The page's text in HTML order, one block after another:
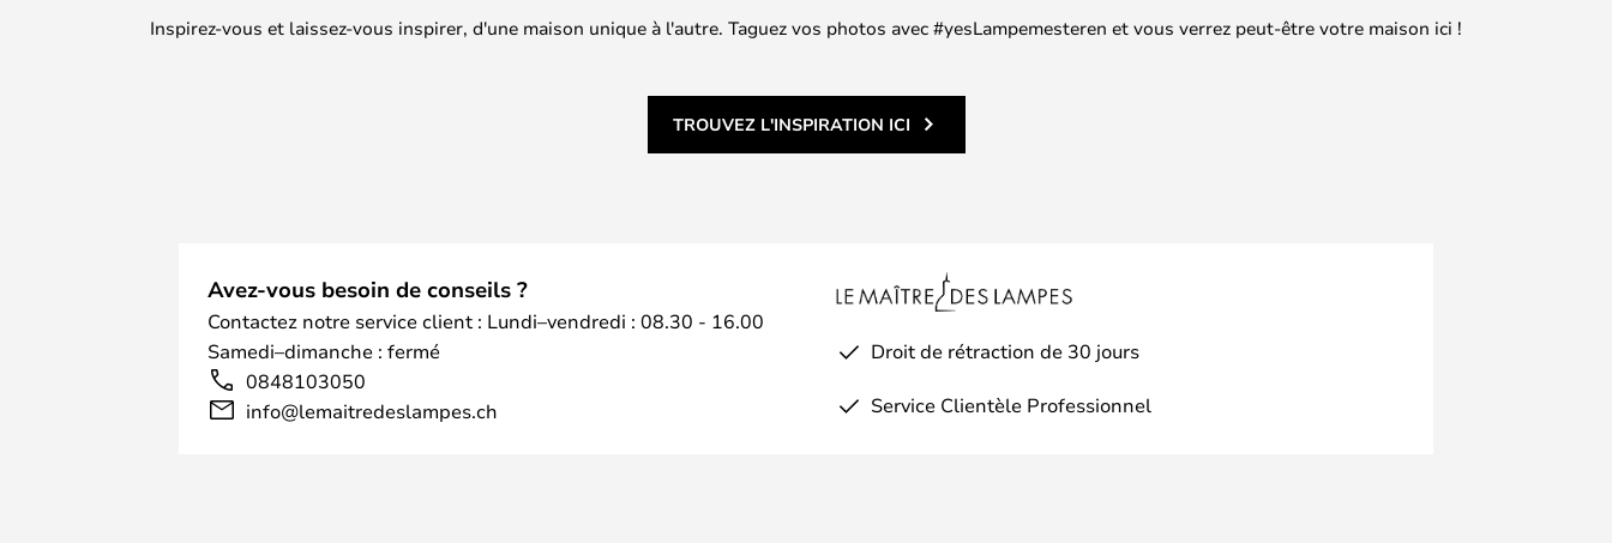
Inspirez-vous et laissez-vous inspirer, d'une maison unique à l'autre. Taguez vos photos avec #yesLampemesteren et vous verrez peut-être votre maison ici !
TROUVEZ L'INSPIRATION ICI
Avez-vous besoin de conseils ?
Contactez notre service client : Lundi–vendredi : 08.30 - 16.00
Samedi–dimanche : fermé
0848103050
info@lemaitredeslampes.ch
Droit de rétraction de 30 jours
Service Clientèle Professionnel